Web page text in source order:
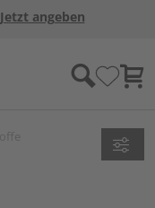
Jetzt angeben